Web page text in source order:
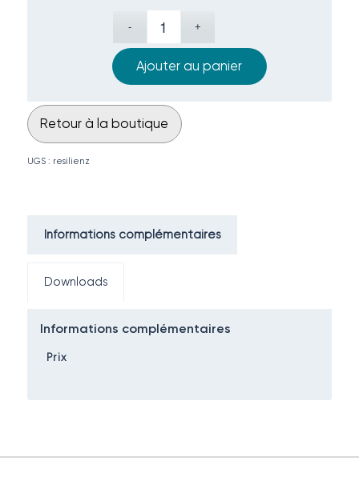
Ajouter au panier
Retour à la boutique
UGS : resilienz
Informations complémentaires
Downloads
Informations complémentaires
Prix